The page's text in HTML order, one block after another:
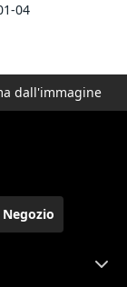
04
dall'immagine